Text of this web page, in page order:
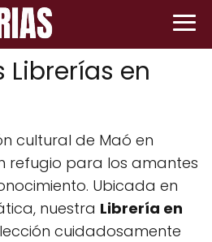
Librerías en
cultural de Maó en
refugio para los amantes
Ubicada en
nuestra Librería en
cuidadosamente